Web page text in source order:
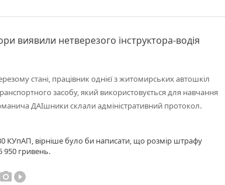
виявили нетверезого інструктора-водія
стані, працівник однієї з житомирських автошкіл
засобу, який використовується для навчання
ДАІшники склали адміністративний протокол.
КУпАП, вірніше було би написати, що розмір штрафу
950 гривень.
photo_cameraplay_circle_filled